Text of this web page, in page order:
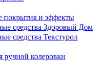
покрытия и эффекты
средства Здоровый Дом
средства Текстурол
ручной колеровки